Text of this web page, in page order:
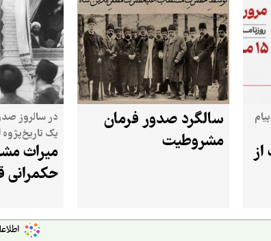
سالگرد صدور فرمان
مشروطیت
در سالروز
یک
این انقلاب
میراث
حکمرانی